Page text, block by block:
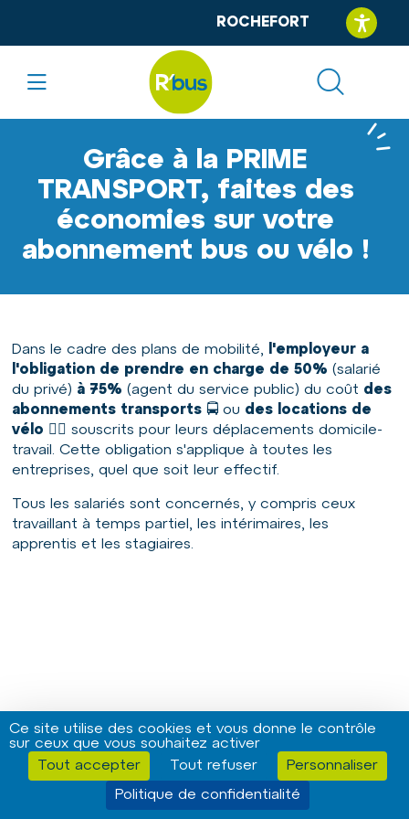
ROCHEFORT
A A
Grâce à la PRIME
TRANSPORT, faites des
économies sur votre
abonnement bus ou vélo !
Dans le cadre des plans de mobilité,
l'employeur a
l'obligation de prendre en charge de 50% (salarié
du privé) à 75%(agent du service public) du coût des
abonnements transports🚍 ou des locations de
vélo 🚴‍♀️ souscrits pour leurs déplacements domicile-
travail. Cette obligation s'applique à toutes les
entreprises, quel que soit leur effectif.
Tous les salariés sont concernés, y compris ceux
travaillant à temps partiel, les intérimaires, les
apprentis et les stagiaires.
Ce site utilise des cookies et vous donne le contrôle
sur ceux que vous souhaitez activer
Tout accepter
Tout refuser
Personnaliser
Politique de confidentialité